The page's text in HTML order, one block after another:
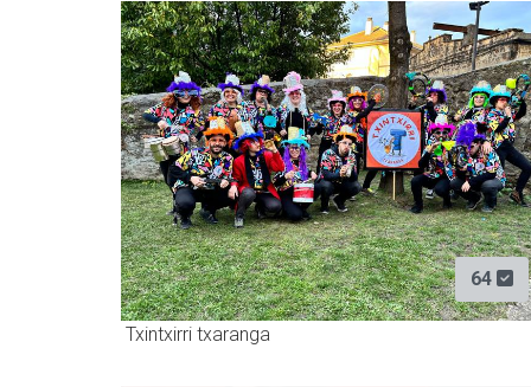
64
Txintxirri txaranga